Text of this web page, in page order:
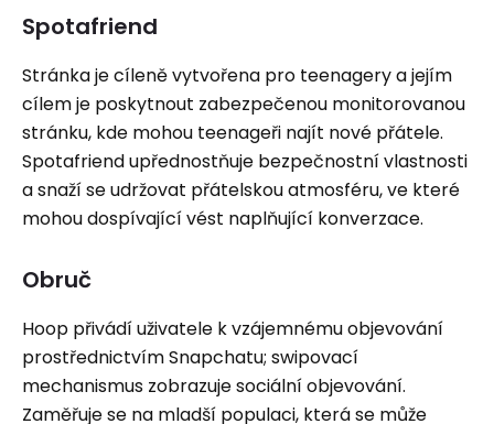
Spotafriend
Stránka je cíleně vytvořena pro teenagery a jejím
cílem je poskytnout zabezpečenou monitorovanou
stránku, kde mohou teenageři najít nové přátele.
Spotafriend upřednostňuje bezpečnostní vlastnosti
a snaží se udržovat přátelskou atmosféru, ve které
mohou dospívající vést naplňující konverzace.
Obruč
Hoop přivádí uživatele k vzájemnému objevování
prostřednictvím Snapchatu; swipovací
mechanismus zobrazuje sociální objevování.
Zaměřuje se na mladší populaci, která se může